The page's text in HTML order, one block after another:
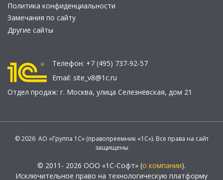
Политика конфиденциальности
Замечания по сайту
Другие сайты
Телефон: +7 (495) 737-92-57
Email: site_v8@1c.ru
Отдел продаж: г. Москва, улица Селезнёвская, дом 21
© 2026 АО «Группа 1С» (правопреемник «1С»). Все права на сайт
защищены
© 2011- 2026 ООО «1С-Софт» (о компании).
Исключительное право на технологическую платформу